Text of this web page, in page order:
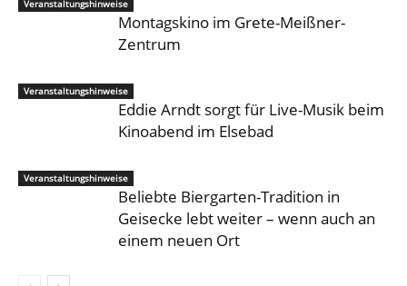
Veranstaltungshinweise
Montagskino im Grete-Meißner-
Zentrum
Veranstaltungshinweise
Eddie Arndt sorgt für Live-Musik beim
Kinoabend im Elsebad
Veranstaltungshinweise
Beliebte Biergarten-Tradition in
Geisecke lebt weiter – wenn auch an
einem neuen Ort